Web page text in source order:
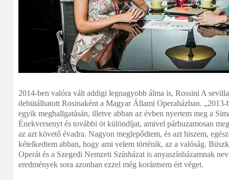
2014-ben valóra vált addigi legnagyobb álma is, Rossini A
debütálhatott Rosinaként a Magyar Állami Operaházban. „2013-
egyik meghallgatásán, illetve abban az évben nyertem meg a
Énekversenyt és további öt különdíjat, amivel párhuzamosan
az azt követő évadra. Nagyon meglepődtem, és azt hiszem,
kételkedtem abban, hogy ami velem történik, az a valóság.
Operát és a Szegedi Nemzeti Színházat is anyaszínházamnak
eredmények sora azonban ezzel még korántsem ért véget.